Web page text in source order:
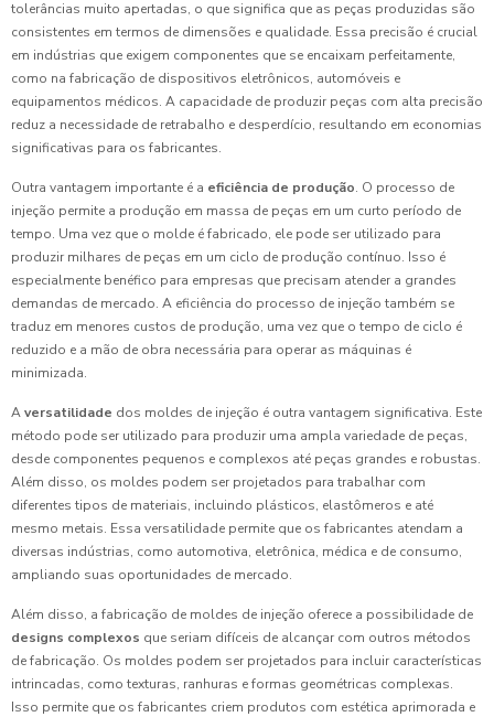
tolerâncias muito apertadas, o que significa que as peças produzidas são
consistentes em termos de dimensões e qualidade. Essa precisão é crucial
em indústrias que exigem componentes que se encaixam perfeitamente,
como na fabricação de dispositivos eletrônicos, automóveis e
equipamentos médicos. A capacidade de produzir peças com alta precisão
reduz a necessidade de retrabalho e desperdício, resultando em economias
significativas para os fabricantes.
Outra vantagem importante é a eficiência de produção. O processo de
injeção permite a produção em massa de peças em um curto período de
tempo. Uma vez que o molde é fabricado, ele pode ser utilizado para
produzir milhares de peças em um ciclo de produção contínuo. Isso é
especialmente benéfico para empresas que precisam atender a grandes
demandas de mercado. A eficiência do processo de injeção também se
traduz em menores custos de produção, uma vez que o tempo de ciclo é
reduzido e a mão de obra necessária para operar as máquinas é
minimizada.
Aversatilidade dos moldes de injeção é outra vantagem significativa. Este
método pode ser utilizado para produzir uma ampla variedade de peças,
desde componentes pequenos e complexos até peças grandes e robustas.
Além disso, os moldes podem ser projetados para trabalhar com
diferentes tipos de materiais, incluindo plásticos, elastômeros e até
mesmo metais. Essa versatilidade permite que os fabricantes atendam a
diversas indústrias, como automotiva, eletrônica, médica e de consumo,
ampliando suas oportunidades de mercado.
Além disso, a fabricação de moldes de injeção oferece a possibilidade de
designs complexos que seriam difíceis de alcançar com outros métodos
de fabricação. Os moldes podem ser projetados para incluir características
intrincadas, como texturas, ranhuras e formas geométricas complexas.
Isso permite que os fabricantes criem produtos com estética aprimorada e